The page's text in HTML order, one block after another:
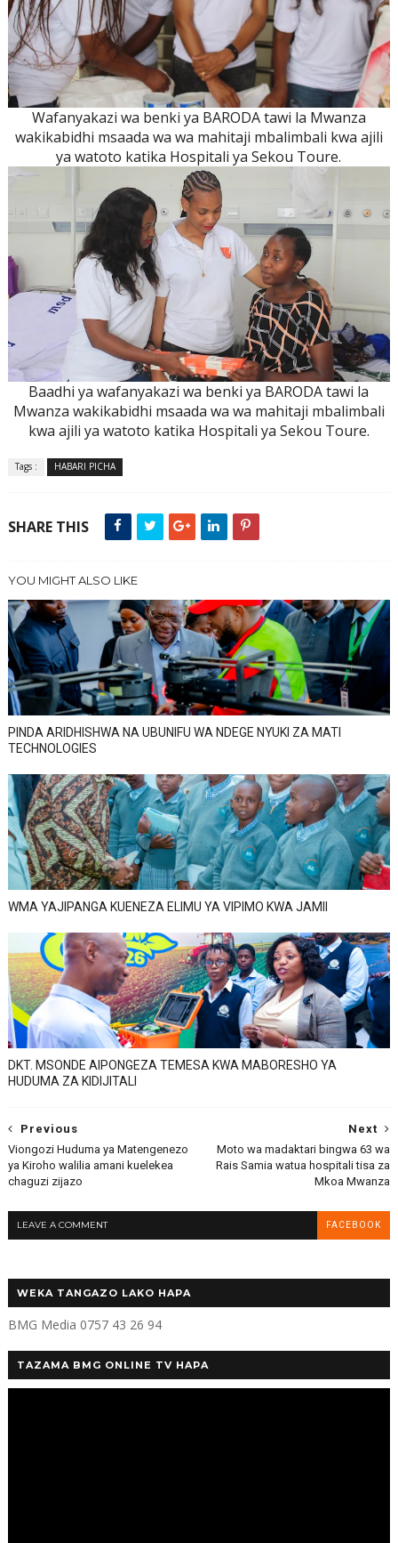
Wafanyakazi wa benki ya BARODA tawi la Mwanza
wakikabidhi msaada wa wa mahitaji mbalimbali kwa ajili
ya watoto katika Hospitali ya Sekou Toure.
Baadhi ya wafanyakazi wa benki ya BARODA tawi la
Mwanza wakikabidhi msaada wa wa mahitaji mbalimbali
kwa ajili ya watoto katika Hospitali ya Sekou Toure.
Tags : HABARI PICHA
SHARE THIS
YOU MIGHT ALSO LIKE
PINDA ARIDHISHWA NA UBUNIFU WA NDEGE NYUKI ZA MATI
TECHNOLOGIES
WMA YAJIPANGA KUENEZA ELIMU YA VIPIMO KWA JAMII
DKT. MSONDE AIPONGEZA TEMESA KWA MABORESHO YA
HUDUMA ZA KIDIJITALI
Next
Moto wa madaktari bingwa 63 wa
Rais Samia watua hospitali tisa za
Mkoa Mwanza
Previous
Viongozi Huduma ya Matengenezo
ya Kiroho walilia amani kuelekea
chaguzi zijazo
LEAVE A COMMENT FACEBOOK
WEKA TANGAZO LAKO HAPA
BMG Media 0757 43 26 94
TAZAMA BMG ONLINE TV HAPA